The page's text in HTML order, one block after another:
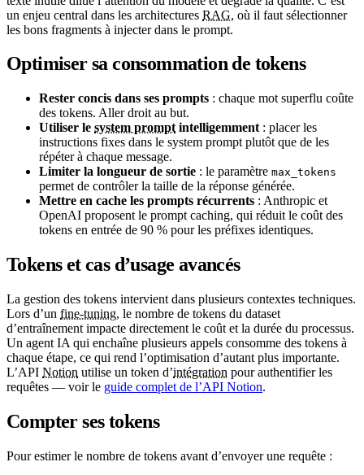
un enjeu central dans les architectures RAG, où il faut sélectionner
les bons fragments à injecter dans le prompt.
Optimiser sa consommation de tokens
Rester concis dans ses prompts : chaque mot superflu coûte
des tokens. Aller droit au but.
Utiliser le system prompt intelligemment : placer les
instructions fixes dans le system prompt plutôt que de les
répéter à chaque message.
Limiter la longueur de sortie : le paramètre max_tokens
permet de contrôler la taille de la réponse générée.
Mettre en cache les prompts récurrents : Anthropic et
OpenAI proposent le prompt caching, qui réduit le coût des
tokens en entrée de 90 % pour les préfixes identiques.
Tokens et cas d’usage avancés
La gestion des tokens intervient dans plusieurs contextes techniques.
Lors d’un fine-tuning, le nombre de tokens du dataset
d’entraînement impacte directement le coût et la durée du processus.
Un agent IA qui enchaîne plusieurs appels consomme des tokens à
chaque étape, ce qui rend l’optimisation d’autant plus importante.
L’API Notion utilise un token d’intégration pour authentifier les
requêtes — voir le guide complet de l’API Notion.
Compter ses tokens
Pour estimer le nombre de tokens avant d’envoyer une requête :